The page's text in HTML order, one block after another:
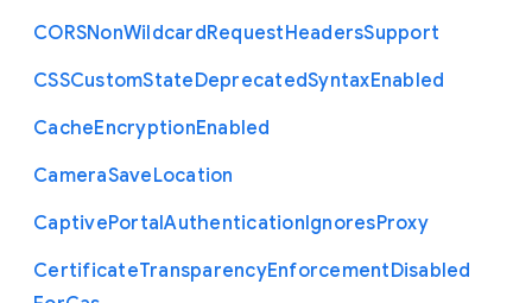
CORSNonWildcardRequestHeadersSupport
CSSCustomStateDeprecatedSyntaxEnabled
CacheEncryptionEnabled
CameraSaveLocation
CaptivePortalAuthenticationIgnoresProxy
CertificateTransparencyEnforcementDisabled